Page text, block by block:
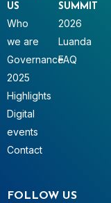
US
Who
we are
Governance
2025
Highlights
Digital
events
Contact
SUMMIT
2026
Luanda
FAQ
FOLLOW US